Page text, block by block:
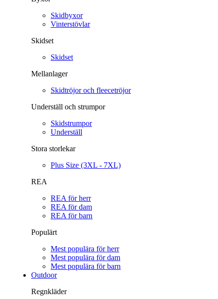
Skidbyxor
Vinterstövlar
Skidset
Skidset
Mellanlager
Skidtröjor och fleecetröjor
Underställ och strumpor
Skidstrumpor
Underställ
Stora storlekar
Plus Size (3XL - 7XL)
REA
REA för herr
REA för dam
REA för barn
Populärt
Mest populära för herr
Mest populära för dam
Mest populära för barn
Outdoor
Regnkläder